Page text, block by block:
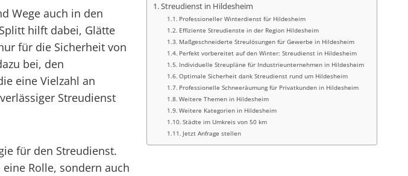
Streudienst in Hildesheim
Professioneller Winterdienst für Hildesheim
Effiziente Streudienste in der Region Hildesheim
Maßgeschneiderte Streulösungen für Gewerbe in Hildesheim
Perfekt vorbereitet auf den Winter: Streudienst in Hildesheim
Individuelle Streupläne für Industrieunternehmen in Hildesheim
Optimale Sicherheit dank Streudienst rund um Hildesheim
Professionelle Schneeräumung für Privatkunden in Hildesheim
Weitere Themen in Hildesheim
Weitere Kategorien in Hildesheim
Städte im Umkreis von 50 km
Jetzt Anfrage stellen
Wege auch in den
hilft dabei, Glätte
für die Sicherheit von
bei, den
eine Vielzahl an
Streudienst
für den Streudienst.
Rolle, sondern auch